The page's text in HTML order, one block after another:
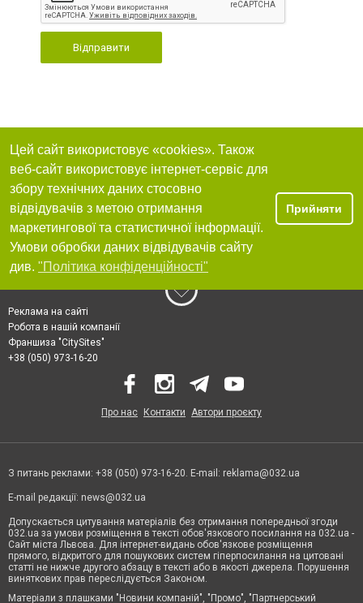
Відправити
Цей сайт використовує «cookies». Також
веб-сайт використовує інтернет-сервіс для
збору технічних даних стосовно
відвідувачів з метою отримання
маркетингової та статистичної інформації.
Умови обробки даних відвідувачів сайту
див. "Політика конфіденційності"
Прийняти
Реклама на сайті
Робота в нашій компанії
Франшиза "CitySites"
+38 (050) 973-16-20
Про нас Контакти Автори проєкту
З питань реклами: +38 (050) 973-16-20. E-mail: reklama@032.ua
E-mail редакції: news@032.ua
Допускається цитування матеріалів без отримання попередньої згоди
032.ua за умови розміщення в тексті обов'язкового посилання на 032.ua -
Сайт міста Львова. Для інтернет-видань обов'язкове розміщення
прямого, відкритого для пошукових систем гіперпосилання на цитовані
статті не нижче другого абзацу в тексті або в якості джерела. Порушення
виняткових прав переслідується Законом.
Матеріали з плашками "Новини компаній", "Промо", "Партнерський